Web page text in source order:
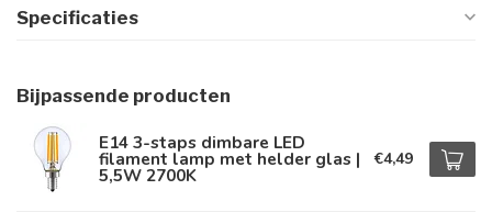
Specificaties
Bijpassende producten
E14 3-staps dimbare LED
filament lamp met helder glas |
5,5W 2700K
€4,49